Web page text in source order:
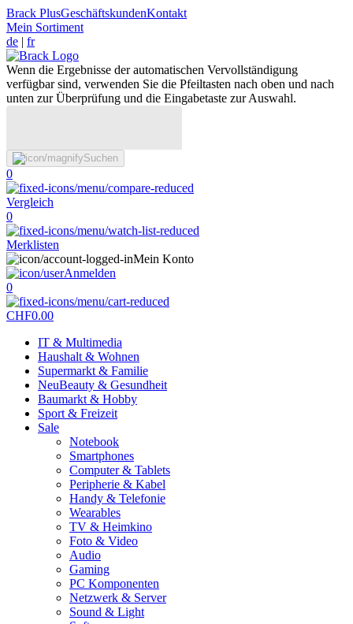
Brack PlusGeschäftskundenKontakt
Mein Sortiment
de | fr
Wenn die Ergebnisse der automatischen Vervollständigung
verfügbar sind, verwenden Sie die Pfeiltasten nach oben und nach
unten zur Überprüfung und die Eingabetaste zur Auswahl.
Suchen
0
Vergleich
0
Merklisten
Mein Konto
Anmelden
0
CHF0.00
IT & Multimedia
Haushalt & Wohnen
Supermarkt & Familie
NeuBeauty & Gesundheit
Baumarkt & Hobby
Sport & Freizeit
Sale
Notebook
Smartphones
Computer & Tablets
Peripherie & Kabel
Handy & Telefonie
Wearables
TV & Heimkino
Foto & Video
Audio
Gaming
PC Komponenten
Netzwerk & Server
Sound & Light